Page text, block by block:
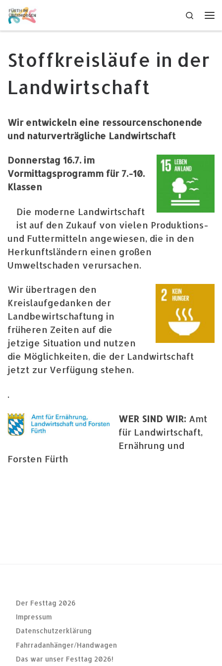
Zum Inhalt springen
Search
Stoffkreisläufe in der
Landwirtschaft
Wir entwickeln eine ressourcenschonende
und naturverträgliche Landwirtschaft
Donnerstag 16.7. im
Vormittagsprogramm für 7.-10.
Klassen
Die moderne Landwirtschaft
ist auf den Zukauf von vielen Produktions-
und Futtermitteln angewiesen, die in den
Herkunftsländern einen großen
Umweltschaden verursachen.
Wir übertragen den
Kreislaufgedanken der
Landbewirtschaftung in
früheren Zeiten auf die
jetzige Situation und nutzen
die Möglichkeiten, die der Landwirtschaft
jetzt zur Verfügung stehen.
.
WER SIND WIR: Amt
für Landwirtschaft,
Ernährung und
Forsten Fürth
Der Festtag 2026
Impressum
Datenschutzerklärung
Fahrradanhänger/Handwagen
Das war unser Festtag 2026!